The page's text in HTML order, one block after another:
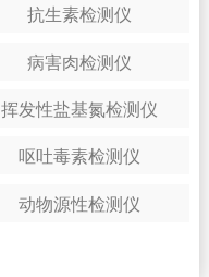
抗生素检测仪
病害肉检测仪
挥发性盐基氮检测仪
呕吐毒素检测仪
动物源性检测仪